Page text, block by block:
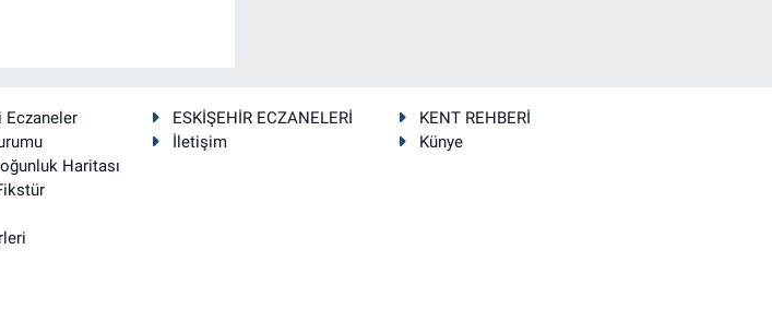
Haritası
ESKİŞEHİR ECZANELERİ
KENT REHBERİ
İletişim
Künye